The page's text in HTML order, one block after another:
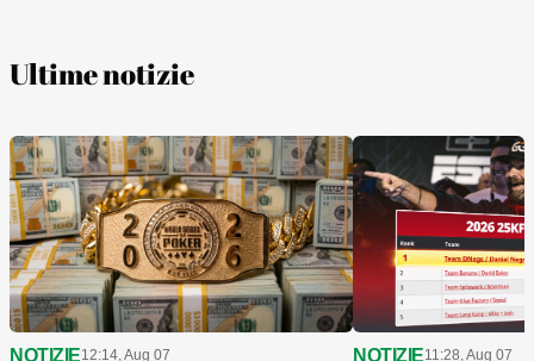
Ultime notizie
NOTIZIE12:14, Aug 07 NOTIZIE11:28, Aug 07